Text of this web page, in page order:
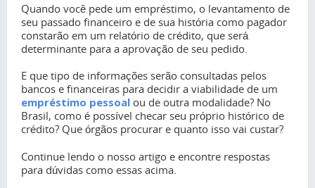
Quando você pede um empréstimo, o levantamento de
seu passado financeiro e de sua história como pagador
constarão em um relatório de crédito, que será
determinante para a aprovação de seu pedido.
E que tipo de informações serão consultadas pelos
bancos e financeiras para decidir a viabilidade de um
empréstimo pessoal ou de outra modalidade? No
Brasil, como é possível checar seu próprio histórico de
crédito? Que órgãos procurar e quanto isso vai custar?
Continue lendo o nosso artigo e encontre respostas
para dúvidas como essas acima.